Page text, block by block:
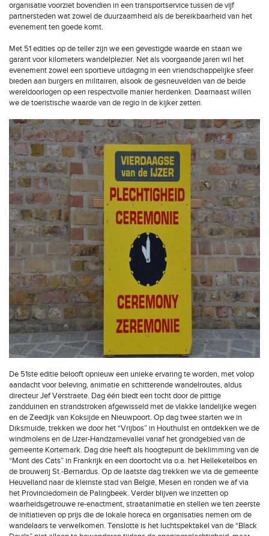
organisatie voorziet bovendien in een transportservice tussen de vijf
partnersteden wat zowel de duurzaamheid als de bereikbaarheid van het
evenement ten goede komt.
Met 51 edities op de teller zijn we een gevestigde waarde en staan we
garant voor kilometers wandelplezier. Net als voorgaande jaren wil het
evenement zowel een sportieve uitdaging in een vriendschappelijke sfeer
bieden aan burgers en militairen, alsook de gesneuvelden van de beide
wereldoorlogen op een respectvolle manier herdenken. Daarnaast willen
we de toeristische waarde van de regio in de kijker zetten.
De 51ste editie belooft opnieuw een unieke ervaring te worden, met volop
aandacht voor beleving, animatie en schitterende wandelroutes, aldus
directeur Jef Verstraete. Dag één biedt een tocht door de pittige
zandduinen en strandstroken afgewisseld met de vlakke landelijke wegen
en de Zeedijk van Koksijde en Nieuwpoort. Op dag twee starten we in
Diksmuide, trekken we door het “Vrijbos” in Houthulst en ontdekken we de
windmolens en de IJzer-Handzamevallei vanaf het grondgebied van de
gemeente Kortemark. Dag drie heeft als hoogtepunt de beklimming van de
“Mont des Cats” in Frankrijk en een doortocht via o.a. het Helleketelbos en
de brouwerij St.-Bernardus. Op de laatste dag trekken we via de gemeente
Heuvelland naar de kleinste stad van België, Mesen en ronden we af via
het Provinciedomein de Palingbeek. Verder blijven we inzetten op
waarheidsgetrouwe re-enactment, straatanimatie en stellen we ten zeerste
de initiatieven op prijs die de lokale horeca en organisaties nemen om de
wandelaars te verwelkomen. Tenslotte is het luchtspektakel van de “Black